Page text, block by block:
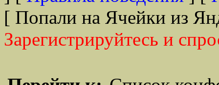
[ Попали на Ячейки из
Зарегистрируйтесь и